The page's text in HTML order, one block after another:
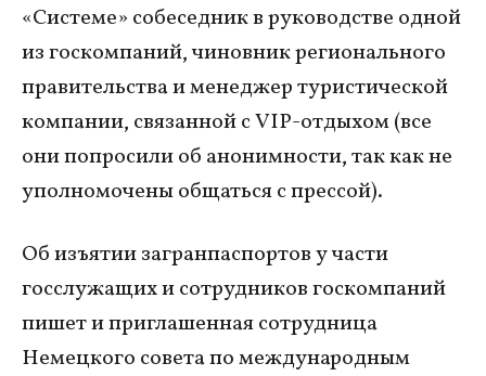
«Системе» собеседник в руководстве одной
из госкомпаний, чиновник регионального
правительства и менеджер туристической
компании, связанной с VIP-отдыхом (все
они попросили об анонимности, так как не
уполномочены общаться с прессой).
Об изъятии загранпаспортов у части
госслужащих и сотрудников госкомпаний
пишет и приглашенная сотрудница
Немецкого совета по международным